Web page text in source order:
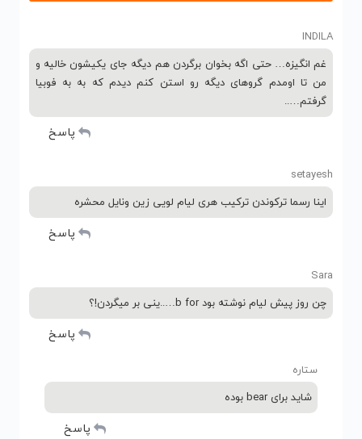
INDILA
غم انگیزه… حتی اگه بخوان برگردن هم دیگه جای یکیشون خالیه و
من تا اومدم گروهای دیگه رو استن کنم دیدم که به به فوبیا
گرفتم…..
پاسخ
setayesh
اینا رسما ترکوندن ترکیب هری لیام لویی زین ونایل محشره
پاسخ
Sara
چن روز پیش لیام نوشته بود b for…..ینی بر میگردن!؟
پاسخ
ستاره
شاید برای bear بوده
پاسخ